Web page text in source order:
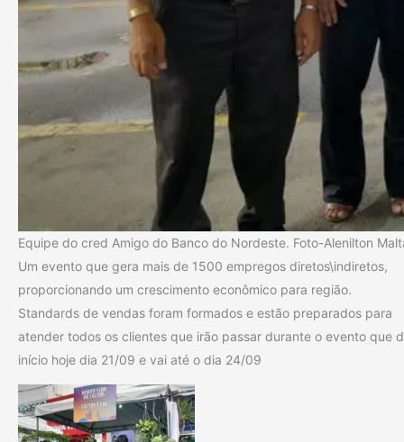
Equipe do cred Amigo do Banco do Nordeste. Foto-Alenilton
Um evento que gera mais de 1500 empregos diretos\indiretos,
proporcionando um crescimento econômico para região.
Standards de vendas foram formados e estão preparados para
atender todos os clientes que irão passar durante o evento que
início hoje dia 21/09 e vai até o dia 24/09